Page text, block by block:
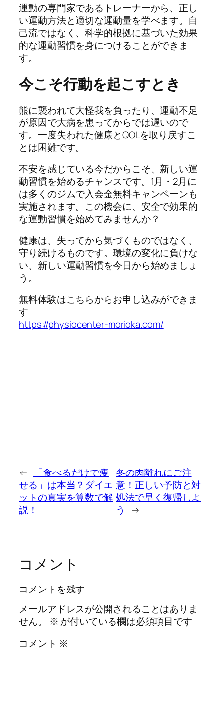
運動の専門家であるトレーナーから、正し
い運動方法と適切な運動量を学べます。自
己流ではなく、科学的根拠に基づいた効果
的な運動習慣を身につけることができま
す。
今こそ行動を起こすとき
熊に襲われて大怪我を負ったり、運動不足
が原因で大病を患ってからでは遅いので
す。一度失われた健康とQOLを取り戻すこ
とは困難です。
不安を感じている今だからこそ、新しい運
動習慣を始めるチャンスです。1月・2月に
は多くのジムで入会金無料キャンペーンも
実施されます。この機会に、安全で効果的
な運動習慣を始めてみませんか？
健康は、失ってから気づくものではなく、
守り続けるものです。環境の変化に負けな
い、新しい運動習慣を今日から始めましょ
う。
無料体験はこちらからお申し込みができま
す
https://physiocenter-morioka.com/
←
「食べるだけで痩
せる」は本当？ダイエ
ットの真実を算数で解
説！
冬の肉離れにご注
意！正しい予防と対
処法で早く復帰しよ
う
→
コメント
コメントを残す
メールアドレスが公開されることはありま
せん。
※ が付いている欄は必須項目です
コメント ※